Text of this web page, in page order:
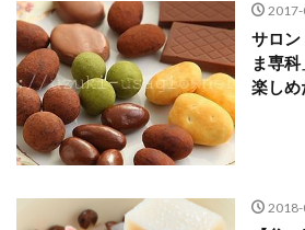
サロン
ま専
楽しめ